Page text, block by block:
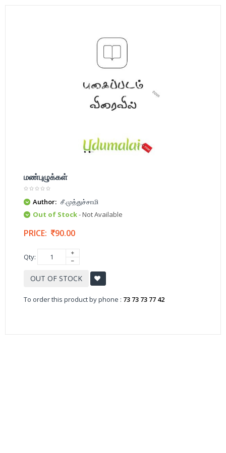
மண்புழுக்கள்
Author: சீ.முத்துச்சாமி
Out of Stock- Not Available
PRICE: 90.00
Qty:
OUT OF STOCK
To order this product by phone : 73 73 73 77 42